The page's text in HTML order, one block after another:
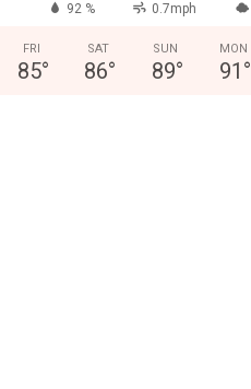
92 % 0.7mph
FRI
85°
SAT
86°
SUN
89°
MON
91 °